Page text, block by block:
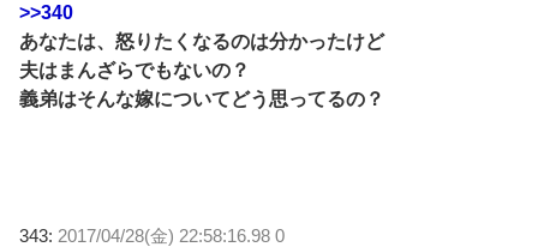
>>340
あなたは、怒りたくなるのは分かったけど
夫はまんざらでもないの？
義弟はそんな嫁についてどう思ってるの？
343: 2017/04/28(金) 22:58:16.98 0